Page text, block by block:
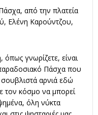
από την πλατεία
Ελένη Καρούντζου,
γνωρίζετε, είναι
Πάσχα που
σουβλιστά αρνιά εδώ
τον κόσμο να μπορεί
όλη νύκτα